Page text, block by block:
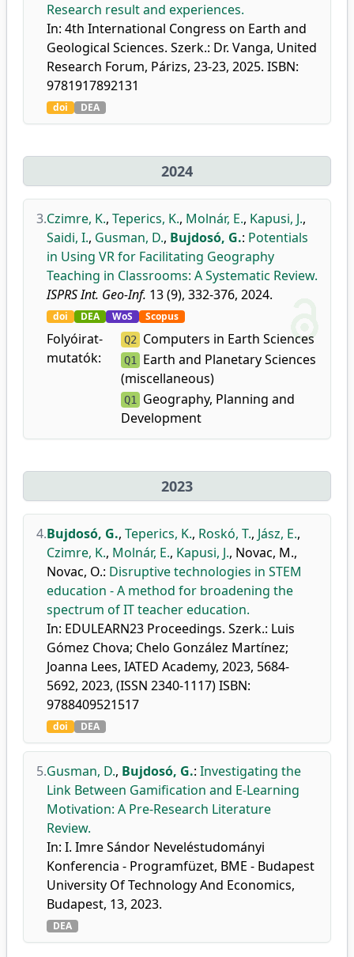
Research result and experiences.
In: 4th International Congress on Earth and
Geological Sciences. Szerk.: Dr. Vanga, United
Research Forum, Párizs, 23-23, 2025. ISBN:
9781917892131
doi DEA
2024
3.Czimre, K., Teperics, K., Molnár, E., Kapusi, J.,
Saidi, I., Gusman, D., Bujdosó, G.: Potentials
in Using VR for Facilitating Geography
Teaching in Classrooms: A Systematic Review.
ISPRS Int. Geo-Inf. 13 (9), 332-376, 2024.
doi DEA WoS Scopus
Folyóirat-
mutatók:
Q2 Computers in Earth Sciences
Q1
Earth and Planetary Sciences
(miscellaneous)
Q1
Geography, Planning and
Development
2023
4.Bujdosó, G., Teperics, K., Roskó, T., Jász, E.,
Czimre, K., Molnár, E., Kapusi, J., Novac, M.,
Novac, O.: Disruptive technologies in STEM
education - A method for broadening the
spectrum of IT teacher education.
In: EDULEARN23 Proceedings. Szerk.: Luis
Gómez Chova; Chelo González Martínez;
Joanna Lees, IATED Academy, 2023, 5684-
5692, 2023, (ISSN 2340-1117) ISBN:
9788409521517
doi DEA
5.Gusman, D., Bujdosó, G.: Investigating the
Link Between Gamification and E-Learning
Motivation: A Pre-Research Literature
Review.
In: I. Imre Sándor Neveléstudományi
Konferencia - Programfüzet, BME - Budapest
University Of Technology And Economics,
Budapest, 13, 2023.
DEA